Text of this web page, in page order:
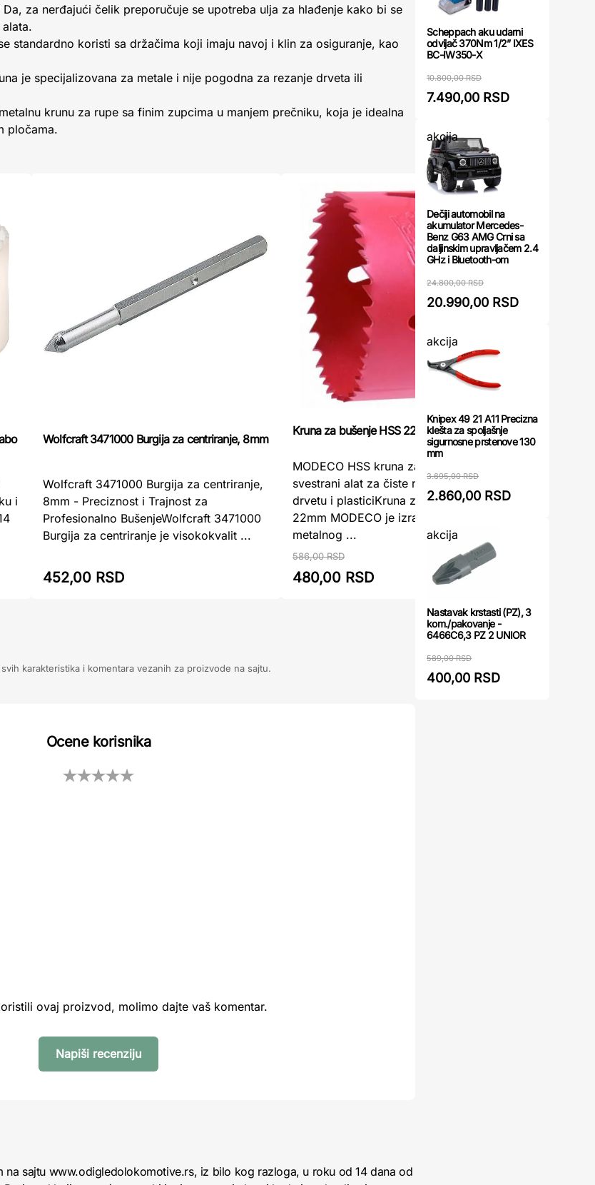
Da, za nerđajući čelik preporučuje se upotreba ulja za hlađenje kako bi se
standardno koristi sa držačima koji imaju navoj i klin za osiguranje, kao
je specijalizovana za metale i nije pogodna za rezanje drveta ili
krunu za rupe sa finim zupcima u manjem prečniku, koja je idealna
pločama.
i
Wolfcraft 3471000 Burgija za centriranje, 8mm
Wolfcraft 3471000 Burgija za centriranje,
8mm - Preciznost i Trajnost za
Profesionalno BušenjeWolfcraft 3471000
Burgija za centriranje je visokokvalit ...
452,00 RSD
Kruna za bušenje HSS 22mm MODECO
MODECO HSS kruna za bušenje 22mm –
svestrani alat za čiste rupe u metalu,
drvetu i plasticiKruna za bušenje HSS
22mm MODECO je izrađena od bi-
metalnog ...
586,00 RSD
480,00 RSD
karakteristika i komentara vezanih za proizvode na sajtu.
Ocene korisnika
ovaj proizvod, molimo dajte vaš komentar.
Napiši recenziju
sajtu www.odigledolokomotive.rs, iz bilo kog razloga, u roku od 14 dana od
Scheppach aku udarni
odvijač 370Nm 1/2” IXES
BC-IW350-X
10.800,00 RSD
7.490,00 RSD
akcija
Dečiji automobil na
akumulator Mercedes-
Benz G63 AMG Crni sa
daljinskim upravljačem 2.4
GHz i Bluetooth-om
24.800,00 RSD
20.990,00 RSD
akcija
Knipex 49 21 A11 Precizna
klešta za spoljašnje
sigurnosne prstenove 130
mm
3.695,00 RSD
2.860,00 RSD
akcija
Nastavak krstasti (PZ), 3
kom./pakovanje -
6466C6,3 PZ 2 UNIOR
589,00 RSD
400,00 RSD